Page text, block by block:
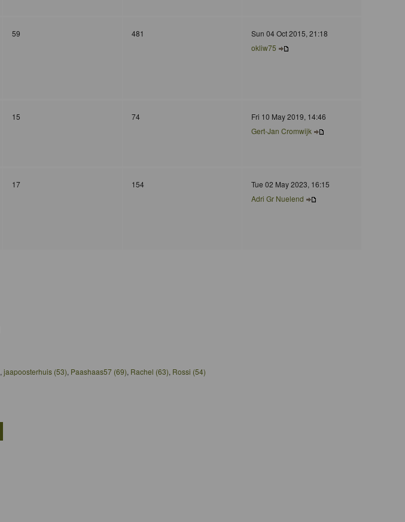
59 481
Sun 04 Oct 2015, 21:18
okliw75
15 74
Fri 10 May 2019, 14:46
Gert-Jan Cromwijk
17 154
Tue 02 May 2023, 16:15
Adri Gr Nuelend
, jaapoosterhuis (53), Paashaas57 (69), Rachel (63), Rossi (54)